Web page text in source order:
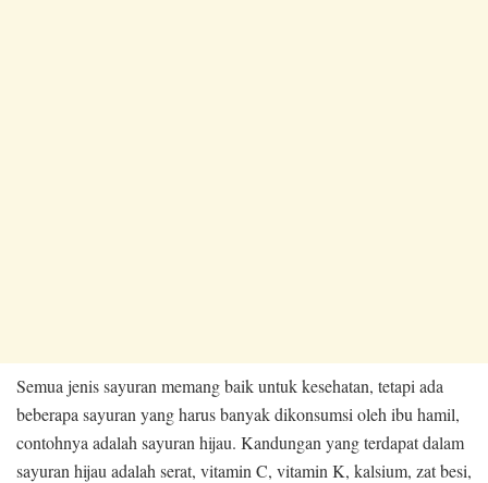
Semua jenis sayuran memang baik untuk kesehatan, tetapi ada
beberapa sayuran yang harus banyak dikonsumsi oleh ibu hamil,
contohnya adalah sayuran hijau. Kandungan yang terdapat dalam
sayuran hijau adalah serat, vitamin C, vitamin K, kalsium, zat besi,